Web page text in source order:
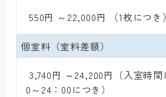
550円 ～22,000円 （1枚につき）
個室料（室料差額）
0～24：00につき）